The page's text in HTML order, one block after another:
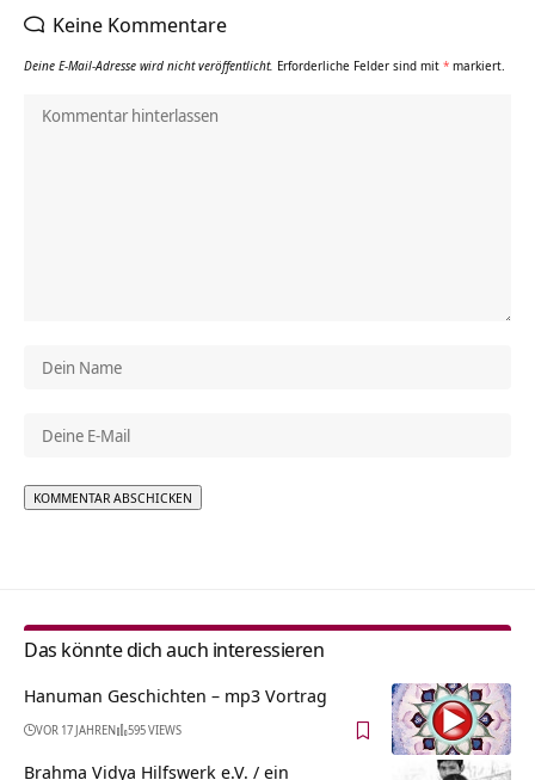
Keine Kommentare
Deine E-Mail-Adresse wird nicht veröffentlicht. Erforderliche Felder sind mit * markiert.
Das könnte dich auch interessieren
Hanuman Geschichten – mp3 Vortrag
VOR 17 JAHREN 595 VIEWS
Brahma Vidya Hilfswerk e.V. / ein